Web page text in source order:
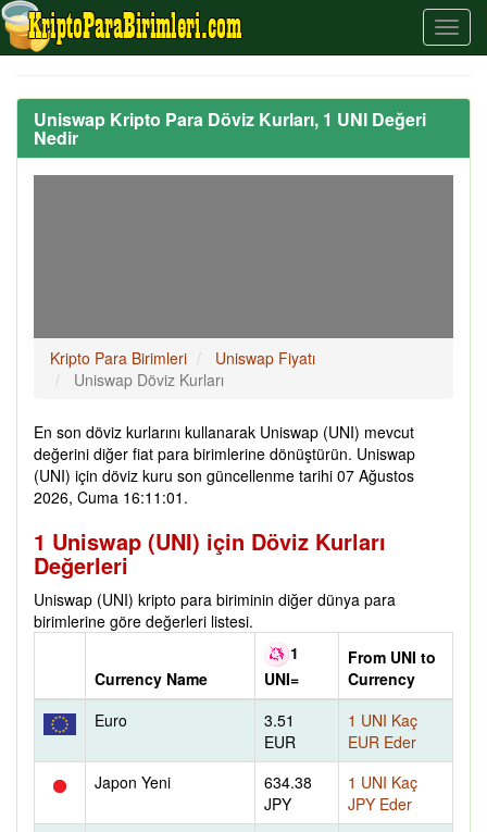
Uniswap Kripto Para Döviz Kurları, 1 UNI Değeri
Nedir
Kripto Para Birimleri
Uniswap Fiyatı
Uniswap Döviz Kurları
En son döviz kurlarını kullanarak Uniswap (UNI) mevcut
değerini diğer fiat para birimlerine dönüştürün. Uniswap
(UNI) için döviz kuru son güncellenme tarihi 07 Ağustos
2026, Cuma 16:11:01.
1 Uniswap (UNI) için Döviz Kurları
Değerleri
Uniswap (UNI) kripto para biriminin diğer dünya para
birimlerine göre değerleri listesi.
Currency Name
1
UNI=
From UNI to
Currency
Euro
3.51
EUR
1 UNI Kaç
EUR Eder
Japon Yeni
634.38
JPY
1 UNI Kaç
JPY Eder